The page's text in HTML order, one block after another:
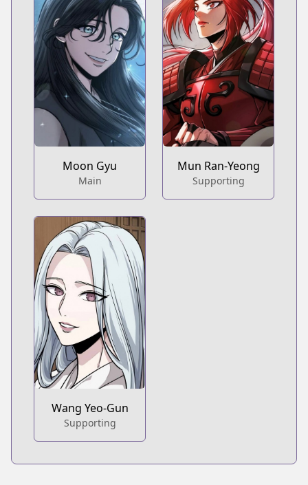
Moon Gyu
Main
Mun Ran-Yeong
Supporting
Wang Yeo-Gun
Supporting